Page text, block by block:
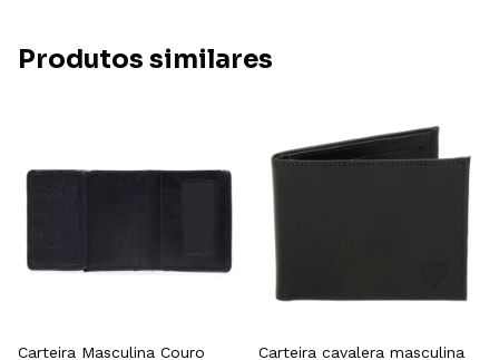
Produtos similares
Carteira Masculina Couro
Carteira cavalera masculina